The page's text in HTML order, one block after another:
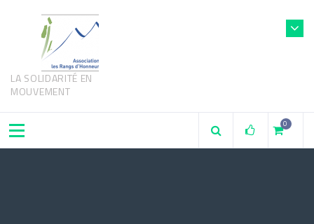
LA SOLIDARITÉ EN
MOUVEMENT
0